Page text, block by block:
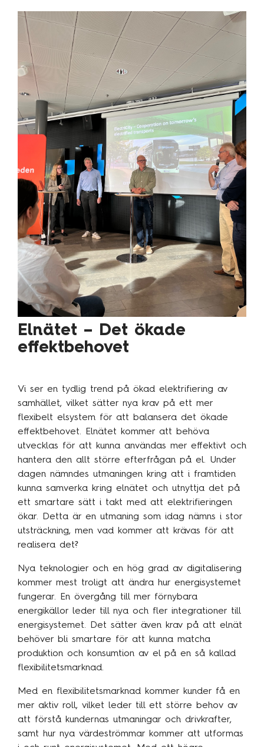
Elnätet – Det ökade
effektbehovet
Vi ser en tydlig trend på ökad elektrifiering av
samhället, vilket sätter nya krav på ett mer
flexibelt elsystem för att balansera det ökade
effektbehovet. Elnätet kommer att behöva
utvecklas för att kunna användas mer effektivt och
hantera den allt större efterfrågan på el. Under
dagen nämndes utmaningen kring att i framtiden
kunna samverka kring elnätet och utnyttja det på
ett smartare sätt i takt med att elektrifieringen
ökar. Detta är en utmaning som idag nämns i stor
utsträckning, men vad kommer att krävas för att
realisera det?
Nya teknologier och en hög grad av digitalisering
kommer mest troligt att ändra hur energisystemet
fungerar. En övergång till mer förnybara
energikällor leder till nya och fler integrationer till
energisystemet. Det sätter även krav på att elnät
behöver bli smartare för att kunna matcha
produktion och konsumtion av el på en så kallad
flexibilitetsmarknad.
Med en flexibilitetsmarknad kommer kunder få en
mer aktiv roll, vilket leder till ett större behov av
att förstå kundernas utmaningar och drivkrafter,
samt hur nya värdeströmmar kommer att utformas